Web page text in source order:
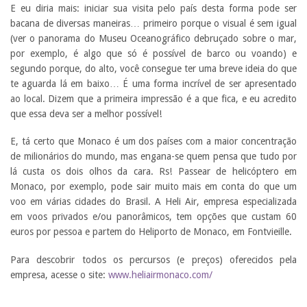
E eu diria mais: iniciar sua visita pelo país desta forma pode ser
bacana de diversas maneiras… primeiro porque o visual é sem igual
(ver o panorama do Museu Oceanográfico debruçado sobre o mar,
por exemplo, é algo que só é possível de barco ou voando) e
segundo porque, do alto, você consegue ter uma breve ideia do que
te aguarda lá em baixo… É uma forma incrível de ser apresentado
ao local. Dizem que a primeira impressão é a que fica, e eu acredito
que essa deva ser a melhor possível!
E, tá certo que Monaco é um dos países com a maior concentração
de milionários do mundo, mas engana-se quem pensa que tudo por
lá custa os dois olhos da cara. Rs! Passear de helicóptero em
Monaco, por exemplo, pode sair muito mais em conta do que um
voo em várias cidades do Brasil. A Heli Air, empresa especializada
em voos privados e/ou panorâmicos, tem opções que custam 60
euros por pessoa e partem do Heliporto de Monaco, em Fontvieille.
Para descobrir todos os percursos (e preços) oferecidos pela
empresa, acesse o site: www.heliairmonaco.com/